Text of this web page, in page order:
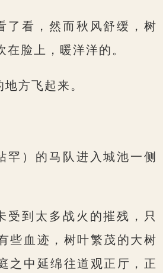
了看，然而秋风舒缓，树
在脸上，暖洋洋的。
方飞起来。
罕）的马队进入城池一侧
受到太多战火的摧残，只
些血迹，树叶繁茂的大树
之中延绵往道观正厅，正